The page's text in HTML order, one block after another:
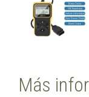
Más